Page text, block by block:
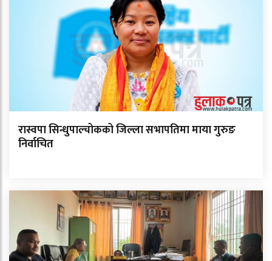
रास्वपा सिन्धुपाल्चोकको जिल्ला सभापतिमा माया गुरुङ
निर्वाचित